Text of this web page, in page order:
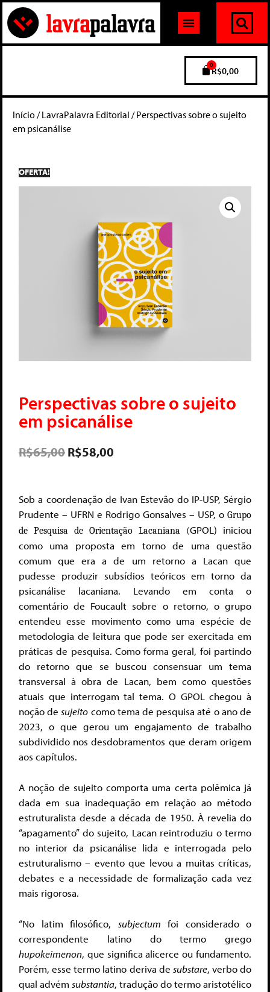
R$0,00
0
Início/LavraPalavra Editorial / Perspectivas sobre o sujeito
em psicanálise
OFERTA!
Perspectivas sobre o sujeito
em psicanálise
R$65,00R$58,00
Sob a coordenação de Ivan Estevão do IP-USP, Sérgio
Prudente – UFRN e Rodrigo Gonsalves – USP, o Grupo
de Pesquisa de Orientação Lacaniana (GPOL) iniciou
como uma proposta em torno de uma questão
comum que era a de um retorno a Lacan que
pudesse produzir subsídios teóricos em torno da
psicanálise lacaniana. Levando em conta o
comentário de Foucault sobre o retorno, o grupo
entendeu esse movimento como uma espécie de
metodologia de leitura que pode ser exercitada em
práticas de pesquisa. Como forma geral, foi partindo
do retorno que se buscou consensuar um tema
transversal à obra de Lacan, bem como questões
atuais que interrogam tal tema. O GPOL chegou à
noção desujeito como tema de pesquisa até o ano de
2023, o que gerou um engajamento de trabalho
subdividido nos desdobramentos que deram origem
aos capítulos.
A noção de sujeito comporta uma certa polêmica já
dada em sua inadequação em relação ao método
estruturalista desde a década de 1950. À revelia do
“apagamento” do sujeito, Lacan reintroduziu o termo
no interior da psicanálise lida e interrogada pelo
estruturalismo – evento que levou a muitas críticas,
debates e a necessidade de formalização cada vez
mais rigorosa.
“No latim filosófico, subjectum foi considerado o
correspondente latino do termo grego
hupokeimenon, que significa alicerce ou fundamento.
Porém, esse termo latino deriva de substare, verbo do
qual advém substantia, tradução do termo aristotélico